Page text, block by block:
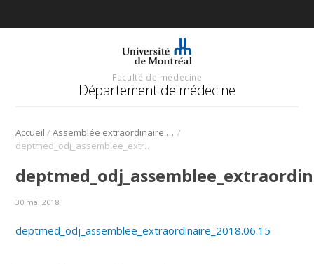
Faculté de médecine
Département de médecine
Accueil / Assemblée extraordinaire – 15 juin 2018 /
deptmed_odj_assemblee_extraordinaire_2018.06.15
30 mai 2018
deptmed_odj_assemblee_extraordinaire_2018.06.15